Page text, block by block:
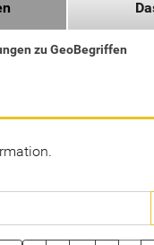
zu GeoBegriffen